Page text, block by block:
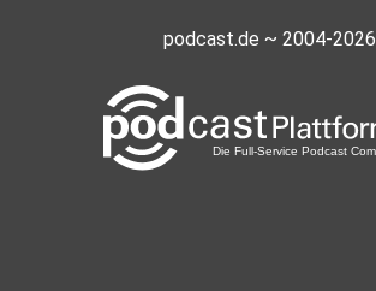
podcast.de ~ 2004-2026